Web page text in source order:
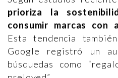
prioriza la
consumir marcas con
Esta tendencia
Google registró un
búsquedas como